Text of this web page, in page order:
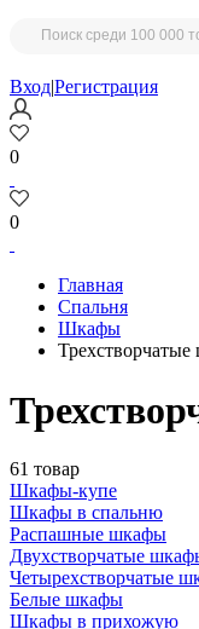
Вход|Регистрация
0
0
Главная
Спальня
Шкафы
61 товар
Шкафы-купе
Шкафы в спальню
Распашные шкафы
Двухстворчатые
Четырехстворчатые
Белые шкафы
Шкафы в прихожую